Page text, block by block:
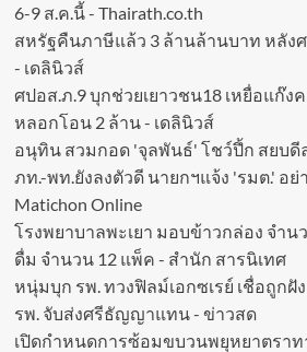
6-9 ส.ค.นี้ - Thairath.co.th
สหรัฐคืนภาษีแล้ว 3 ล้านล้านบาท หลัง
- เดลินิวส์
ศปอส.ภ.9 บุกช่วยเยาวชน18 เหยื่อแก๊ง
หลอกโอน 2 ล้าน - เดลินิวส์
อนุทิน สวมกอด 'จุลพันธ์' โชว์ปึ้ก สยบดี
ภท.-พท.ยังลงตัวดี นายกฯแจ้ง 'รมต.' อย่
Matichon Online
โรงพยาบาลพะเยา มอบข้าวกล่อง จำน
ดื่ม จำนวน 12 แพ็ค - สำนัก สารนิเทศ
หนุ่มบุก รพ. ทวงฟิลม์เอกซเรย์ เชื่อถูกฝั
รพ. จับส่งศรีธัญญาแทน - ข่าวสด
เปิดกำหนดการซ้อมขบวนพยุหยาตรา